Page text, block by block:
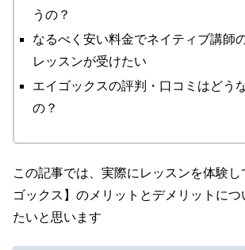
うの？
なるべく安い料金でネイティブ講師
レッスンが受けたい
エイゴックスの評判・口コミはどう
の？
この記事では、実際にレッスンを体験し
ゴックス】のメリットとデメリットにつ
たいと思います